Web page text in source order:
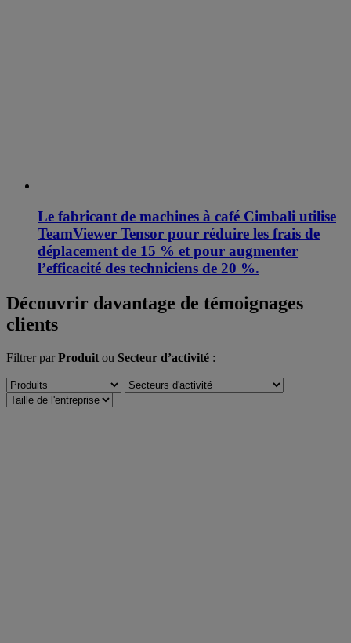
Le fabricant de machines à café Cimbali utilise
TeamViewer Tensor pour réduire les frais de
déplacement de 15 % et pour augmenter
l’efficacité des techniciens de 20 %.
Découvrir davantage de témoignages
clients
Filtrer parProduit ou Secteur d’activité :